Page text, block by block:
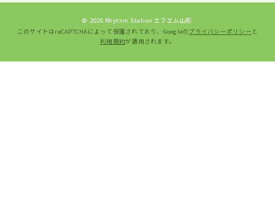
© 2026 Rhythm Station エフエム山形
このサイトはreCAPTCHAによって保護されており、Googleのプライバシーポリシー と
利用規約が適用されます。